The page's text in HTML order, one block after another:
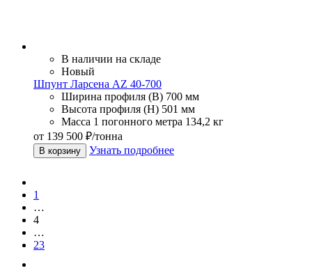
В наличии на складе
Новый
Шпунт Ларсена AZ 40-700
Ширина профиля (В) 700 мм
Высота профиля (Н) 501 мм
Масса 1 погонного метра 134,2 кг
от 139 500 ₽/тонна
В корзину Узнать подробнее
1
…
4
…
23